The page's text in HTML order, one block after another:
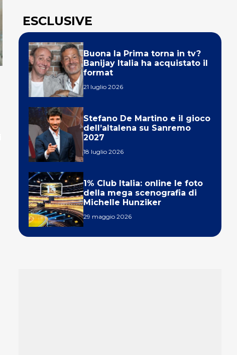
ESCLUSIVE
Buona la Prima torna in tv?
Banijay Italia ha acquistato il
format
21 luglio 2026
Stefano De Martino e il gioco
dell’altalena su Sanremo
2027
18 luglio 2026
1% Club Italia: online le foto
della mega scenografia di
Michelle Hunziker
29 maggio 2026